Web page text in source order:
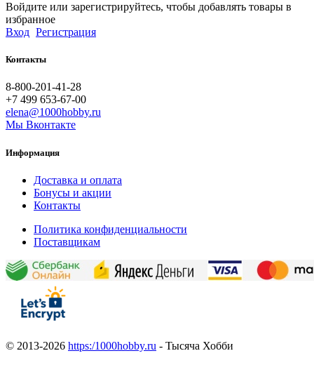
Войдите или зарегистрируйтесь, чтобы добавлять товары в
избранное
Вход Регистрация
Контакты
8-800-201-41-28
+7 499 653-67-00
elena@1000hobby.ru
Мы Вконтакте
Информация
Доставка и оплата
Бонусы и акции
Контакты
Политика конфиденциальности
Поставщикам
© 2013-2026 https:/1000hobby.ru - Тысяча Хобби